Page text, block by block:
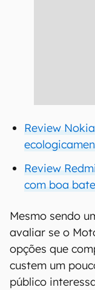
Review
Review
com boa
Mesmo sendo
avaliar se o
opções que
custem um
público